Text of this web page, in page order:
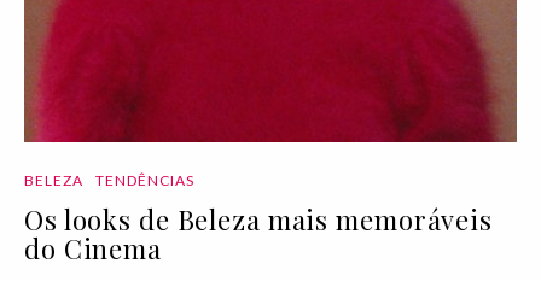
BELEZA TENDÊNCIAS
Os looks de Beleza mais memoráveis
do Cinema